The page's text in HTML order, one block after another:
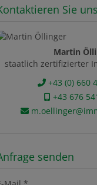
Sie uns
Martin
staatlich zertifizierter
+43 (0) 660
+43 676
senden